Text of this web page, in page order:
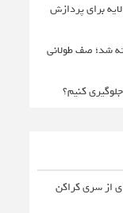
سامسونگ از اولین تراشه حافظه با بیش از ۴۰۰ لایه برای پردازش
تا پایان سال ۲۰۲۷ فروخته شد؛ صف طولانی
کنیم؟
6 هسته‌ای از سری کراکن